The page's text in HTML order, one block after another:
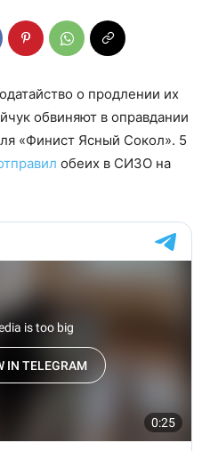
о продлении их
обвиняют в оправдании
«Финист Ясный Сокол». 5
обеих в СИЗО на